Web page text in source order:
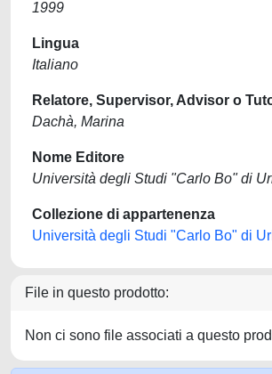
1999
Lingua
Italiano
Relatore, Supervisor, Advisor o
Dachà, Marina
Nome Editore
Università degli Studi "Carlo Bo" di
Collezione di appartenenza
Università degli Studi "Carlo Bo" di
File in questo prodotto:
Non ci sono file associati a questo